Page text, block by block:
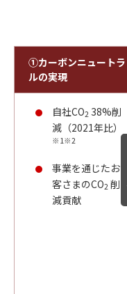
①カーボンニュートラ
ルの実現
自社CO2 38%削
減（2021年比）
※1※2
事業を通じたお
客さまのCO2 削
減貢献